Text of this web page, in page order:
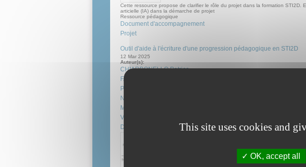
Cette ressource propose de clarifier le rôle du projet dans la formation STI2D.
articielle (IA) dans la démarche de projet
Ressource pédagogique
Document d'accompagnement
Projet
Outil d'aide à l'écriture d'une progression pédagogique en STI2D
12 Mar 2025
Auteur(s):
CHIARBONELLO Patrice
FAUCONNET David
PETINON Daniel
NALLET Laurent
MATHIEU Tiphaine
VIALLEFONT Xavier
DEPLAUDE StéphaneThis site uses cookies and
OK, accept all